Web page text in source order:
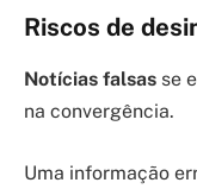
Riscos de
Notícias falsas se
na convergência.
Uma informação